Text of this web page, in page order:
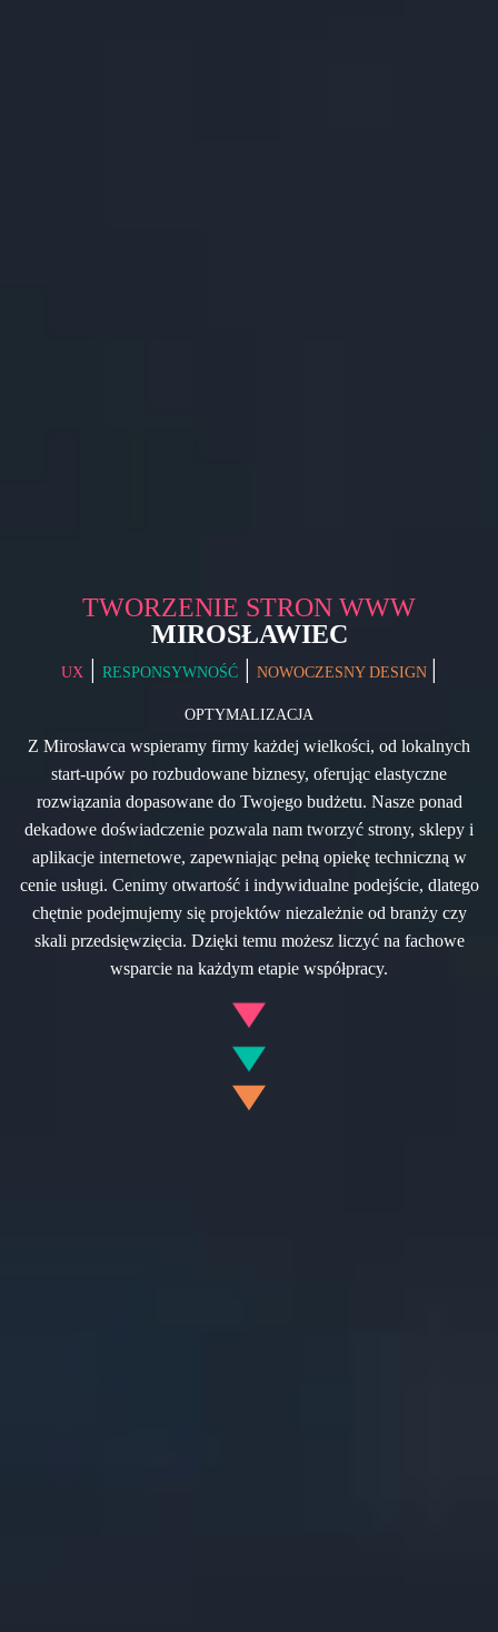
TWORZENIE STRON WWW
MIROSŁAWIEC
UX | RESPONSYWNOŚĆ | NOWOCZESNY DESIGN |
OPTYMALIZACJA
Z Mirosławca wspieramy firmy każdej wielkości, od lokalnych
start-upów po rozbudowane biznesy, oferując elastyczne
rozwiązania dopasowane do Twojego budżetu. Nasze ponad
dekadowe doświadczenie pozwala nam tworzyć strony, sklepy i
aplikacje internetowe, zapewniając pełną opiekę techniczną w
cenie usługi. Cenimy otwartość i indywidualne podejście, dlatego
chętnie podejmujemy się projektów niezależnie od branży czy
skali przedsięwzięcia. Dzięki temu możesz liczyć na fachowe
wsparcie na każdym etapie współpracy.